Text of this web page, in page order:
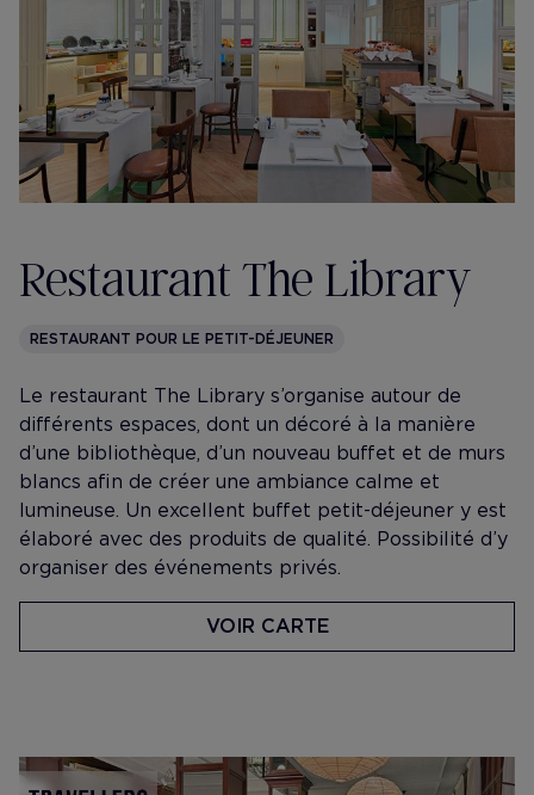
Restaurant The Library
RESTAURANT POUR LE PETIT-DÉJEUNER
Le restaurant The Library s’organise autour de
différents espaces, dont un décoré à la manière
d’une bibliothèque, d’un nouveau buffet et de murs
blancs afin de créer une ambiance calme et
lumineuse. Un excellent buffet petit-déjeuner y est
élaboré avec des produits de qualité. Possibilité d’y
organiser des événements privés.
VOIR CARTE